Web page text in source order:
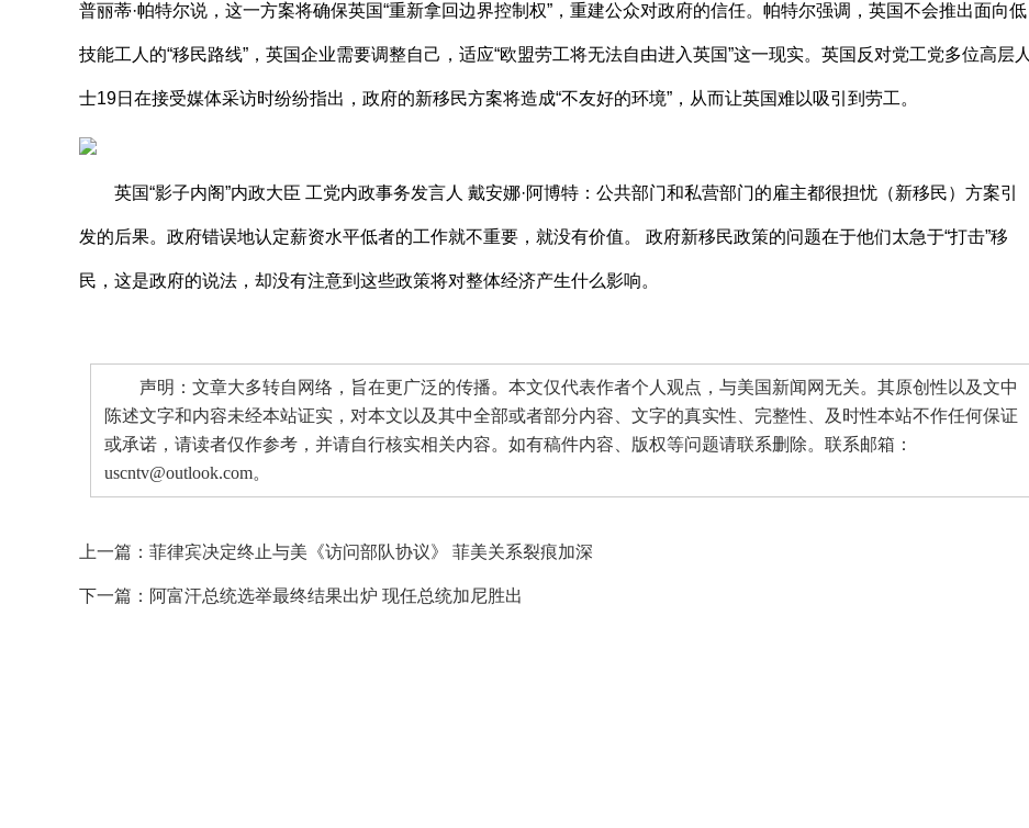
普丽蒂·帕特尔说，这一方案将确保英国“重新拿回边界控制权”，重建公众对政府的信任。帕特尔强调，英国不会推出面向低
技能工人的“移民路线”，英国企业需要调整自己，适应“欧盟劳工将无法自由进入英国”这一现实。英国反对党工党多位高层人
士19日在接受媒体采访时纷纷指出，政府的新移民方案将造成“不友好的环境”，从而让英国难以吸引到劳工。
英国“影子内阁”内政大臣 工党内政事务发言人 戴安娜·阿博特：公共部门和私营部门的雇主都很担忧（新移民）方案引
发的后果。政府错误地认定薪资水平低者的工作就不重要，就没有价值。 政府新移民政策的问题在于他们太急于“打击”移
民，这是政府的说法，却没有注意到这些政策将对整体经济产生什么影响。
声明：文章大多转自网络，旨在更广泛的传播。本文仅代表作者个人观点，与美国新闻网无关。其原创性以及文中
陈述文字和内容未经本站证实，对本文以及其中全部或者部分内容、文字的真实性、完整性、及时性本站不作任何保证
或承诺，请读者仅作参考，并请自行核实相关内容。如有稿件内容、版权等问题请联系删除。联系邮箱：
uscntv@outlook.com。
上一篇： 菲律宾决定终止与美《访问部队协议》 菲美关系裂痕加深
下一篇： 阿富汗总统选举最终结果出炉 现任总统加尼胜出